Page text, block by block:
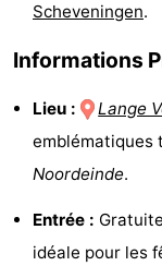
manger
Pratiques
Forum
Stationnement
Adresses
Scheveningen.
Informations
Lieu : Lange
emblématiques
Noordeinde.
Entrée :
idéale pour les